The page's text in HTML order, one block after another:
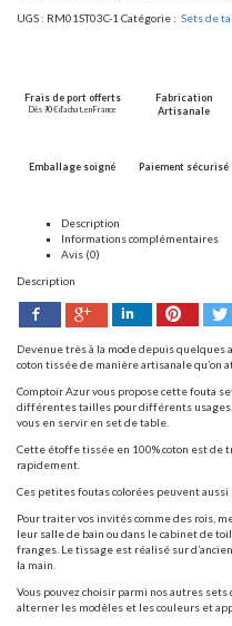
UGS : RM01ST03C-1Catégorie : Sets de
Frais de port offerts
Dès 90 € d’achat, en France
Fabrication
Artisanale
Emballage soigné Paiement sécurisé
Description
Informations complémentaires
Avis (0)
Description
Facebook Google+ LinkedIn Pinterest
Devenue très à la mode depuis
coton tissée de manière artisanale qu’on
Comptoir Azur vous propose cette fouta
différentes tailles pour différents
vous en servir en set de table.
Cette étoffe tissée en 100% coton est de
rapidement.
Ces petites foutas colorées peuvent aussi
Pour traiter vos invités comme des rois,
leur salle de bain ou dans le cabinet de
franges. Le tissage est réalisé sur
la main.
Vous pouvez choisir parmi nos autres
alterner les modèles et les couleurs et